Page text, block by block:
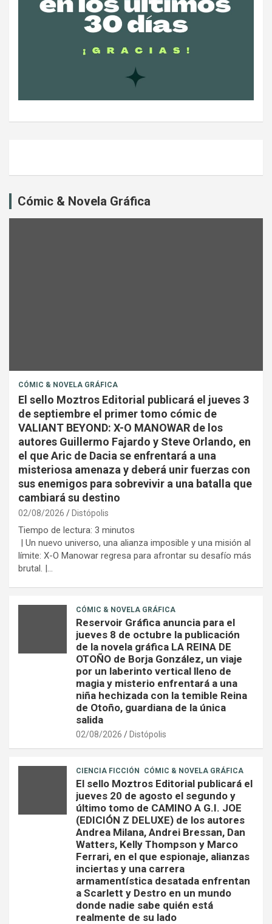
Cómic & Novela Gráfica
CÓMIC & NOVELA GRÁFICA
El sello Moztros Editorial publicará el jueves 3
de septiembre el primer tomo cómic de
VALIANT BEYOND: X-O MANOWAR de los
autores Guillermo Fajardo y Steve Orlando, en
el que Aric de Dacia se enfrentará a una
misteriosa amenaza y deberá unir fuerzas con
sus enemigos para sobrevivir a una batalla que
cambiará su destino
02/08/2026 Distópolis
Tiempo de lectura: 3 minutos
| Un nuevo universo, una alianza imposible y una misión al
límite: X-O Manowar regresa para afrontar su desafío más
brutal. |…
CÓMIC & NOVELA GRÁFICA
Reservoir Gráfica anuncia para el
jueves 8 de octubre la publicación
de la novela gráfica LA REINA DE
OTOÑO de Borja González, un viaje
por un laberinto vertical lleno de
magia y misterio enfrentará a una
niña hechizada con la temible Reina
de Otoño, guardiana de la única
salida
02/08/2026 Distópolis
CIENCIA FICCIÓN CÓMIC & NOVELA GRÁFICA
El sello Moztros Editorial publicará el
jueves 20 de agosto el segundo y
último tomo de CAMINO A G.I. JOE
(EDICIÓN Z DELUXE) de los autores
Andrea Milana, Andrei Bressan, Dan
Watters, Kelly Thompson y Marco
Ferrari, en el que espionaje, alianzas
inciertas y una carrera
armamentística desatada enfrentan
a Scarlett y Destro en un mundo
donde nadie sabe quién está
realmente de su lado